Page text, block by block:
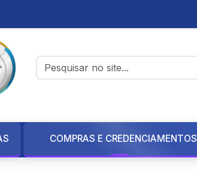
COMPRAS E CREDENCIAMENTOS